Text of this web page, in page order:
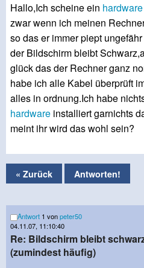
Hallo,Ich scheine ein hardware
zwar wenn ich meinen
so das er immer piept
der Bildschirm bleibt
glück das der Rechner ganz
habe ich alle Kabel überprüft
alles in ordnung.Ich habe
hardware installiert garnichts
meint ihr wird das wohl sein?
« Zurück Antworten!
Antwort 1 vonpeter50
04.11.07, 11:10:40
Re: Bildschirm bleibt
(zumindest häufig)